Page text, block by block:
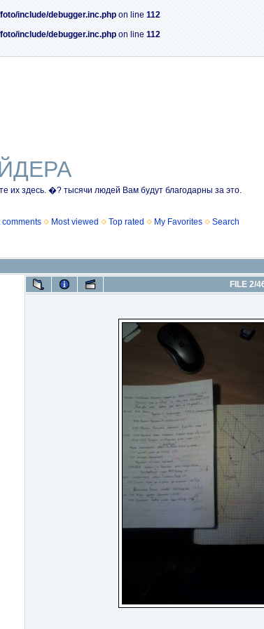
include/debugger.inc.php on line 112
include/debugger.inc.php on line 112
их здесь. �? тысячи людей Вам будут благодарны за это.
comments Most viewed Top rated My Favorites Search
FILE 2/